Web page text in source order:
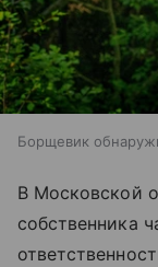
Борщевик
В Московской
собственника